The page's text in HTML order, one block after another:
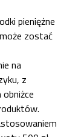
pieniężne
zostać
na
z